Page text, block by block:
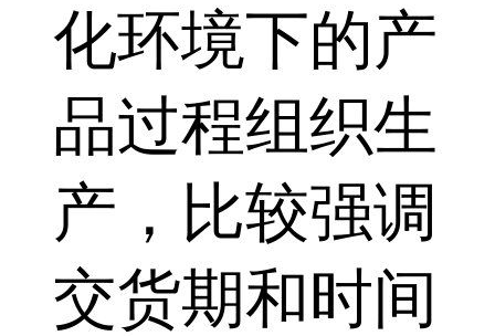
化环境下的产
品过程组织生
产，比较强调
交货期和时间